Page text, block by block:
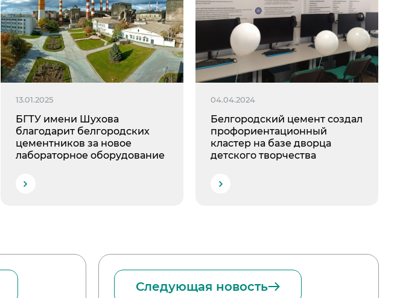
13.01.2025
БГТУ имени Шухова
благодарит белгородских
цементников за новое
лабораторное оборудование
04.04.2024
Белгородский цемент создал
профориентационный
кластер на базе дворца
детского творчества
Следующая новость